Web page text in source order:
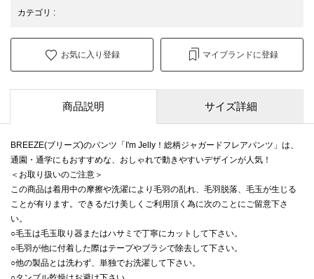
カテゴリ :
お気に入り登録 マイブランドに登録
商品説明 サイズ詳細
BREEZE(ブリーズ)のパンツ「I'm Jelly！総柄ジャガードフレアパンツ」は、
通園・通学にもおすすめな、おしゃれで動きやすいデザインが人気！
＜お取り扱いのご注意＞
この商品は着用中の摩擦や洗濯により毛羽の乱れ、毛羽脱落、毛玉が生じる
ことが有ります。できるだけ美しくご利用頂く為に次のことにご留意下さ
い。
○毛玉は毛玉取り器またはハサミで丁寧にカットして下さい。
○毛羽が他に付着した際はテープやブラシで除去して下さい。
○他の製品とは洗わず、単独でお洗濯して下さい。